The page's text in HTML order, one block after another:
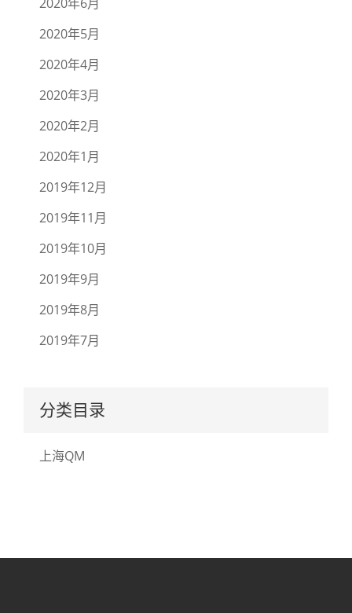
2020年5月
2020年4月
2020年3月
2020年2月
2020年1月
2019年12月
2019年11月
2019年10月
2019年9月
2019年8月
2019年7月
分类目录
上海QM